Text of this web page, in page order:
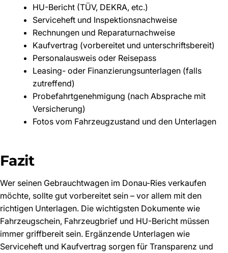
HU-Bericht (TÜV, DEKRA, etc.)
Serviceheft und Inspektionsnachweise
Rechnungen und Reparaturnachweise
Kaufvertrag (vorbereitet und unterschriftsbereit)
Personalausweis oder Reisepass
Leasing- oder Finanzierungsunterlagen (falls
zutreffend)
Probefahrtgenehmigung (nach Absprache mit
Versicherung)
Fotos vom Fahrzeugzustand und den Unterlagen
Fazit
Wer seinen Gebrauchtwagen im Donau-Ries verkaufen
möchte, sollte gut vorbereitet sein – vor allem mit den
richtigen Unterlagen. Die wichtigsten Dokumente wie
Fahrzeugschein, Fahrzeugbrief und HU-Bericht müssen
immer griffbereit sein. Ergänzende Unterlagen wie
Serviceheft und Kaufvertrag sorgen für Transparenz und